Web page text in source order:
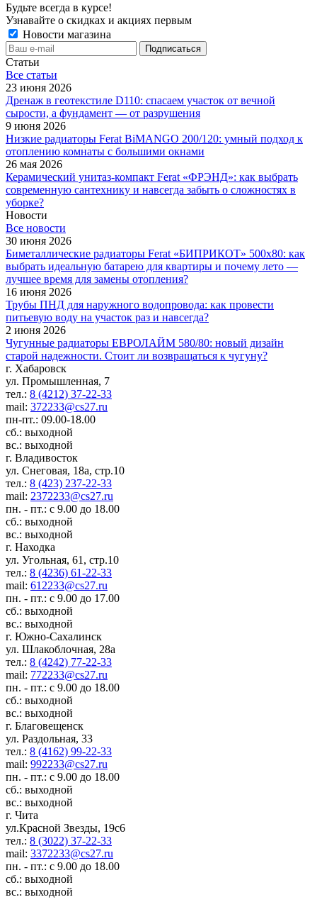
Будьте всегда в курсе!
Узнавайте о скидках и акциях первым
Новости магазина
Статьи
Все cтатьи
23 июня 2026
Дренаж в геотекстиле D110: спасаем участок от вечной
сырости, а фундамент — от разрушения
9 июня 2026
Низкие радиаторы Ferat BiMANGO 200/120: умный подход к
отоплению комнаты с большими окнами
26 мая 2026
Керамический унитаз-компакт Ferat «ФРЭНД»: как выбрать
современную сантехнику и навсегда забыть о сложностях в
уборке?
Новости
Все новости
30 июня 2026
Биметаллические радиаторы Ferat «БИПРИКОТ» 500x80: как
выбрать идеальную батарею для квартиры и почему лето —
лучшее время для замены отопления?
16 июня 2026
Трубы ПНД для наружного водопровода: как провести
питьевую воду на участок раз и навсегда?
2 июня 2026
Чугунные радиаторы ЕВРОЛАЙМ 580/80: новый дизайн
старой надежности. Стоит ли возвращаться к чугуну?
г. Хабаровск
ул. Промышленная, 7
тел.: 8 (4212) 37-22-33
mail: 372233@cs27.ru
пн-пт.: 09.00-18.00
сб.: выходной
вс.: выходной
г. Владивосток
ул. Снеговая, 18а, стр.10
тел.: 8 (423) 237-22-33
mail: 2372233@cs27.ru
пн. - пт.: с 9.00 до 18.00
сб.: выходной
вс.: выходной
г. Находка
ул. Угольная, 61, стр.10
тел.: 8 (4236) 61-22-33
mail: 612233@cs27.ru
пн. - пт.: с 9.00 до 17.00
сб.: выходной
вс.: выходной
г. Южно-Сахалинск
ул. Шлакоблочная, 28а
тел.: 8 (4242) 77-22-33
mail: 772233@cs27.ru
пн. - пт.: с 9.00 до 18.00
сб.: выходной
вс.: выходной
г. Благовещенск
ул. Раздольная, 33
тел.: 8 (4162) 99-22-33
mail: 992233@cs27.ru
пн. - пт.: с 9.00 до 18.00
сб.: выходной
вс.: выходной
г. Чита
ул.Красной Звезды, 19с6
тел.: 8 (3022) 37-22-33
mail: 3372233@cs27.ru
пн. - пт.: с 9.00 до 18.00
сб.: выходной
вс.: выходной